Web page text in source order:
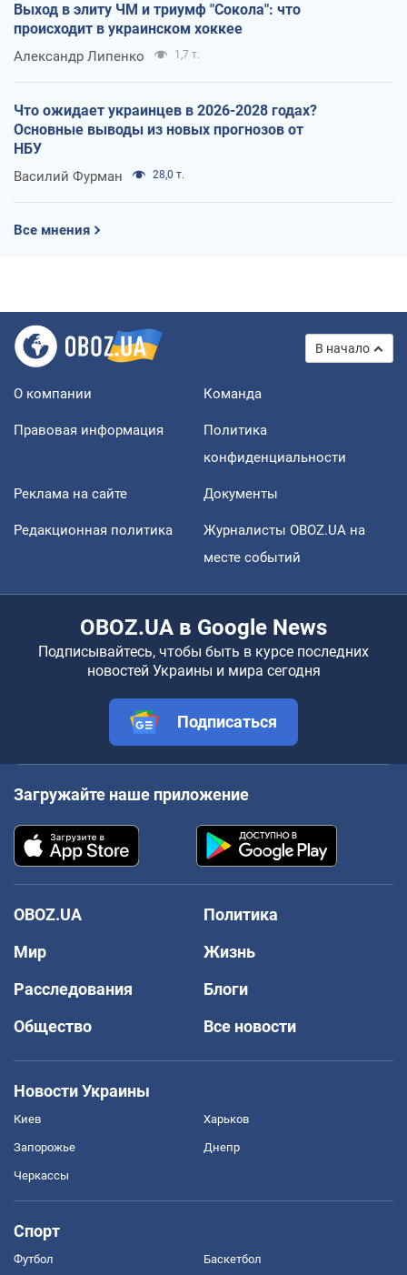
Выход в элиту ЧМ и триумф "Сокола": что
происходит в украинском хоккее
Александр Липенко 1,7 т.
Что ожидает украинцев в 2026-2028 годах?
Основные выводы из новых прогнозов от
НБУ
Василий Фурман 28,0 т.
Все мнения
В начало
О компании Команда
Правовая информация
Политика
конфиденциальности
Реклама на сайте Документы
Редакционная политика
Журналисты OBOZ.UA на
месте событий
OBOZ.UA в Google News
Подписывайтесь, чтобы быть в курсе последних
новостей Украины и мира сегодня
Подписаться
Загружайте наше приложение
OBOZ.UA
Политика
Мир
Жизнь
Расследования
Блоги
Общество
Все новости
Новости Украины
Киев Харьков
Запорожье Днепр
Черкассы
Спорт
Футбол Баскетбол